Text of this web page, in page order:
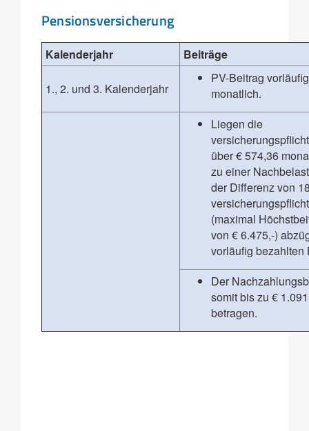
Pensionsversicherung
Kalenderjahr Beiträge
1., 2. und 3. Kalenderjahr
PV-Beitrag
monatlich.
Liegen die
über € 574,36
zu einer
der Differenz von
(maximal
von € 6.475,-)
vorläufig bezahlten
Der
somit bis zu €
betragen.